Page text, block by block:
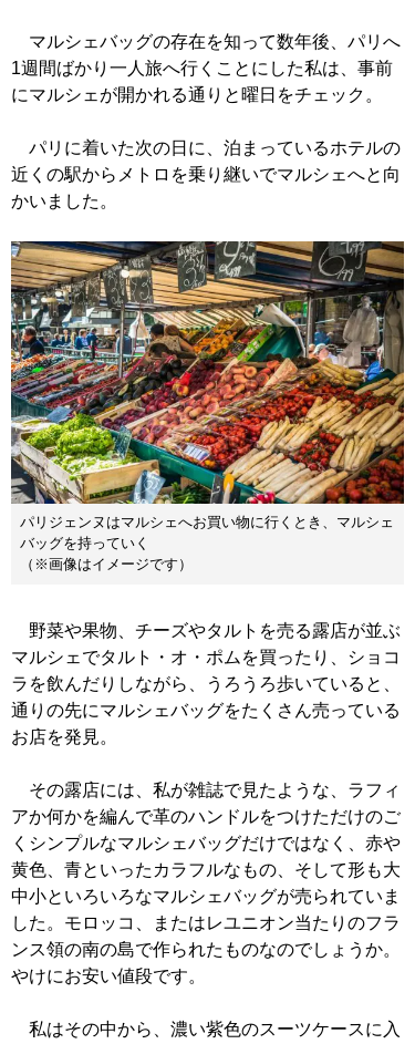
マルシェバッグの存在を知って数年後、パリへ
1週間ばかり一人旅へ行くことにした私は、事前
にマルシェが開かれる通りと曜日をチェック。
パリに着いた次の日に、泊まっているホテルの
近くの駅からメトロを乗り継いでマルシェへと向
かいました。
パリジェンヌはマルシェへお買い物に行くとき、マルシェ
バッグを持っていく
（※画像はイメージです）
野菜や果物、チーズやタルトを売る露店が並ぶ
マルシェでタルト・オ・ポムを買ったり、ショコ
ラを飲んだりしながら、うろうろ歩いていると、
通りの先にマルシェバッグをたくさん売っている
お店を発見。
その露店には、私が雑誌で見たような、ラフィ
アか何かを編んで革のハンドルをつけただけのご
くシンプルなマルシェバッグだけではなく、赤や
黄色、青といったカラフルなもの、そして形も大
中小といろいろなマルシェバッグが売られていま
した。モロッコ、またはレユニオン当たりのフラ
ンス領の南の島で作られたものなのでしょうか。
やけにお安い値段です。
私はその中から、濃い紫色のスーツケースに入